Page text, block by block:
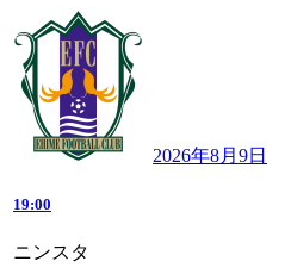
2026年8月9日
19:00
ニンスタ